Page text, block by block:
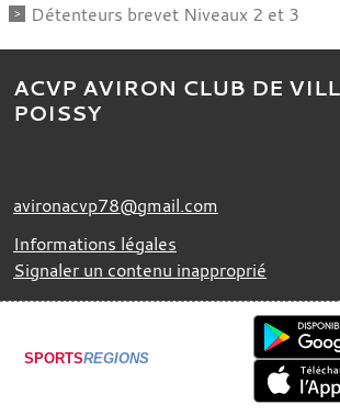
Détenteurs brevet Niveaux 2 et 3
ACVP AVIRON CLUB DE
POISSY
avironacvp78@gmail.com
Informations légales
Signaler un contenu inapproprié
SPORTSREGIONS